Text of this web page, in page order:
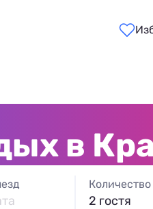
в
Количество
2 гостя